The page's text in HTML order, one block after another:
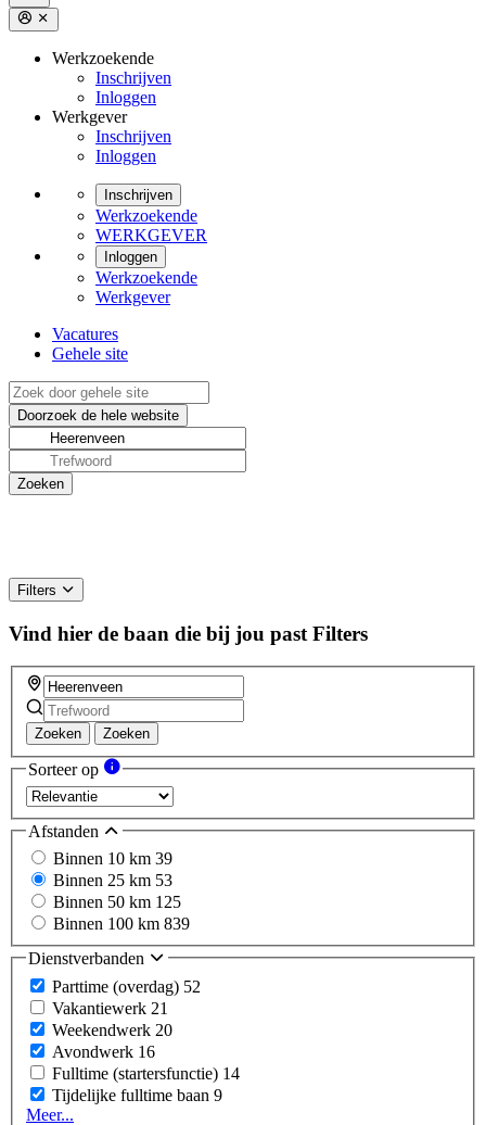
Werkzoekende
Inschrijven
Inloggen
Werkgever
Inschrijven
Inloggen
Inschrijven
Werkzoekende
WERKGEVER
Inloggen
Werkzoekende
Werkgever
Vacatures
Gehele site
Filters
Vind hier de baan die bij jou past Filters
Zoeken Zoeken
Sorteer op
Afstanden
Binnen 10 km 39
Binnen 25 km 53
Binnen 50 km 125
Binnen 100 km 839
Dienstverbanden
Parttime (overdag) 52
Vakantiewerk 21
Weekendwerk 20
Avondwerk 16
Fulltime (startersfunctie) 14
Tijdelijke fulltime baan 9
Meer...